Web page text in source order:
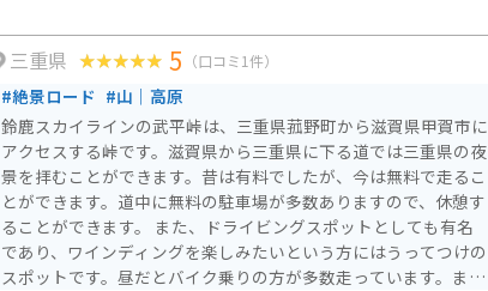
がら、日常から離れた特別な時間を過ごすことができます。バイ
クでの観光にも最適で、心身のリフレッシュにオススメのスポッ
トです。新名神高速道路「菰野IC」より約5分とアクセスも良
く、駐車場も充実しています。
三重県 5 （口コミ1件）
#絶景ロード #山｜高原
鈴鹿スカイラインの武平峠は、三重県菰野町から滋賀県甲賀市に
アクセスする峠です。滋賀県から三重県に下る道では三重県の夜
景を拝むことができます。昔は有料でしたが、今は無料で走るこ
とができます。道中に無料の駐車場が多数ありますので、休憩す
ることができます。 また、ドライビングスポットとしても有名
であり、ワインディングを楽しみたいという方にはうってつけの
スポットです。昼だとバイク乗りの方が多数走っています。ま